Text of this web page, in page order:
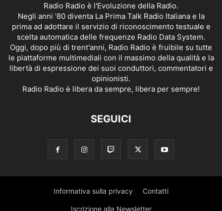
Radio Radio è l'Evoluzione della Radio.
Negli anni '80 diventa La Prima Talk Radio Italiana e la
prima ad adottare il servizio di riconoscimento testuale e
scelta automatica delle frequenze Radio Data System.
Oggi, dopo più di trent'anni, Radio Radio è fruibile su tutte
le piattaforme multimediali con il massimo della qualità e la
libertà di espressione dei suoi conduttori, commentatori e
opinionisti.
Radio Radio è libera da sempre, libera per sempre!
SEGUICI
Informativa sulla privacy Contatti
Iscrizione alla Newsletter